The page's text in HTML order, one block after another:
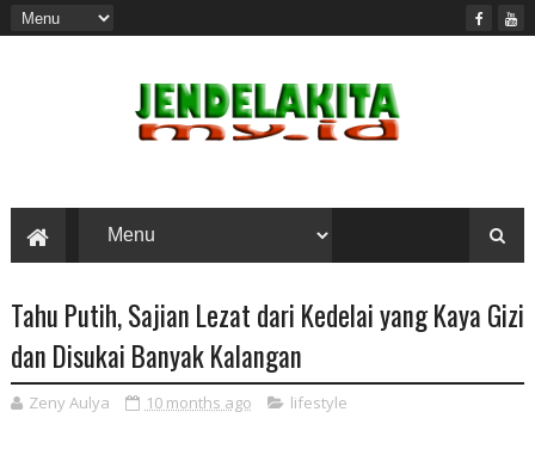
Tahu Putih, Sajian Lezat dari Kedelai yang Kaya Gizi
dan Disukai Banyak Kalangan
Zeny Aulya 10 months ago lifestyle